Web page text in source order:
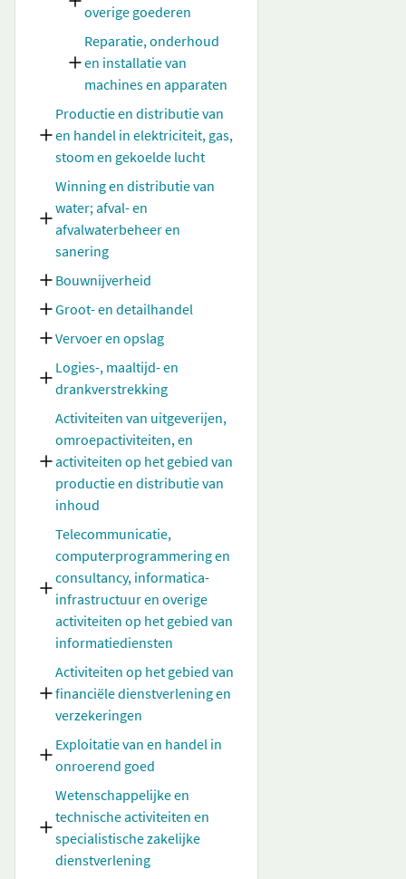
overige goederen
Reparatie, onderhoud
en installatie van
machines en apparaten
Productie en distributie van
en handel in elektriciteit, gas,
stoom en gekoelde lucht
Winning en distributie van
water; afval- en
afvalwaterbeheer en
sanering
Bouwnijverheid
Groot- en detailhandel
Vervoer en opslag
Logies-, maaltijd- en
drankverstrekking
Activiteiten van uitgeverijen,
omroepactiviteiten, en
activiteiten op het gebied van
productie en distributie van
inhoud
Telecommunicatie,
computerprogrammering en
consultancy, informatica-
infrastructuur en overige
activiteiten op het gebied van
informatiediensten
Activiteiten op het gebied van
financiële dienstverlening en
verzekeringen
Exploitatie van en handel in
onroerend goed
Wetenschappelijke en
technische activiteiten en
specialistische zakelijke
dienstverlening